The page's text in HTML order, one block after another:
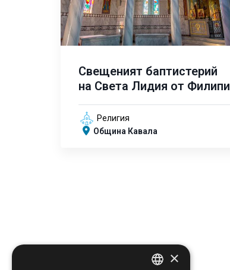
Свещеният баптистерий
на Света Лидия от Филипи
Религия
Община Кавала
×